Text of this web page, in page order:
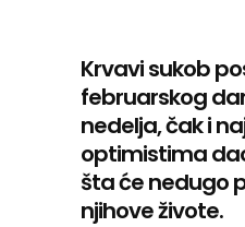
Krvavi sukob
februarskog
nedelja, čak i
optimistima
šta će nedugo
njihove živote.